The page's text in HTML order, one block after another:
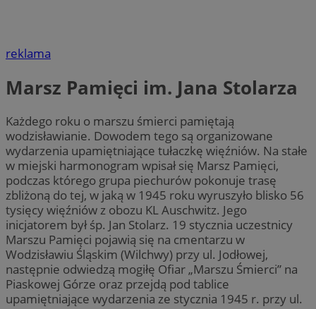
reklama
Marsz Pamięci im. Jana Stolarza
Każdego roku o marszu śmierci pamiętają
wodzisławianie. Dowodem tego są organizowane
wydarzenia upamiętniające tułaczkę więźniów. Na stałe
w miejski harmonogram wpisał się Marsz Pamięci,
podczas którego grupa piechurów pokonuje trasę
zbliżoną do tej, w jaką w 1945 roku wyruszyło blisko 56
tysięcy więźniów z obozu KL Auschwitz. Jego
inicjatorem był śp. Jan Stolarz. 19 stycznia uczestnicy
Marszu Pamięci pojawią się na cmentarzu w
Wodzisławiu Śląskim (Wilchwy) przy ul. Jodłowej,
następnie odwiedzą mogiłę Ofiar „Marszu Śmierci” na
Piaskowej Górze oraz przejdą pod tablice
upamiętniające wydarzenia ze stycznia 1945 r. przy ul.